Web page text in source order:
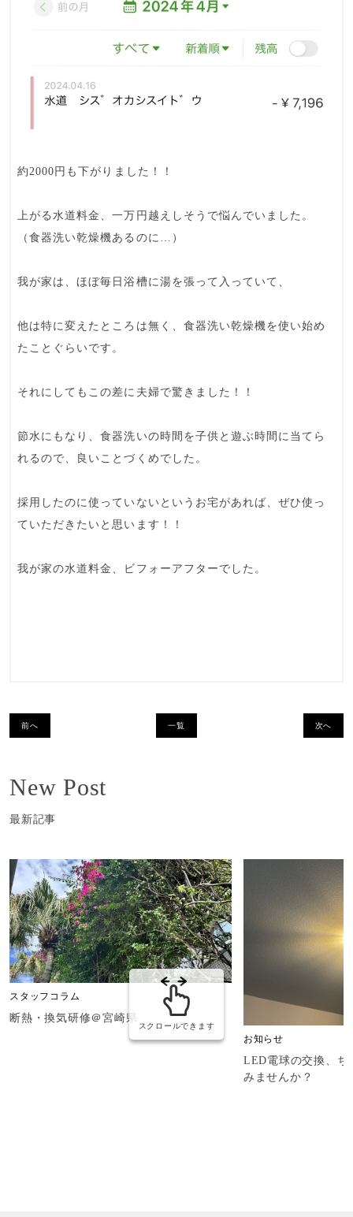
約2000円も下がりました！！
上がる水道料金、一万円越えしそうで悩んでいました。
（食器洗い乾燥機あるのに…）
我が家は、ほぼ毎日浴槽に湯を張って入っていて、
他は特に変えたところは無く、食器洗い乾燥機を使い始め
たことぐらいです。
それにしてもこの差に夫婦で驚きました！！
節水にもなり、食器洗いの時間を子供と遊ぶ時間に当てら
れるので、良いことづくめでした。
採用したのに使っていないというお宅があれば、ぜひ使っ
ていただきたいと思います！！
我が家の水道料金、ビフォーアフターでした。
前へ 一覧 次へ
New Post
最新記事
スタッフコラム
断熱・換気研修＠宮崎県
お知らせ
LED電球の交換、ち
みませんか？
スクロールできます